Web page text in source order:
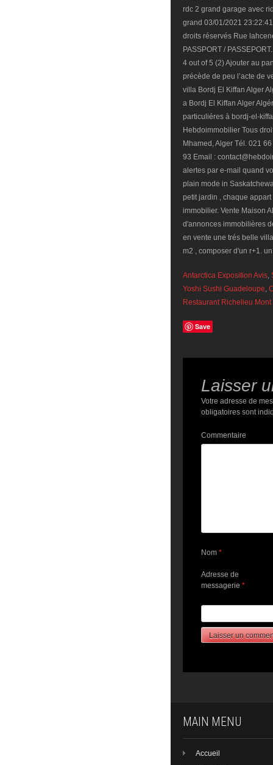
Antarctica Exposition Avis,
Yoshi Sushi Guadeloupe,
Restaurant Richelieu
Save
Laisser
Votre adresse de
obligatoires sont
Commentaire
Nom *
Adresse de
messagerie *
MAIN MENU
Accueil